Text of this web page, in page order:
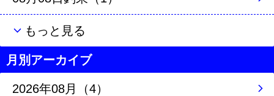
もっと見る
月別アーカイブ
2026年08月（4）